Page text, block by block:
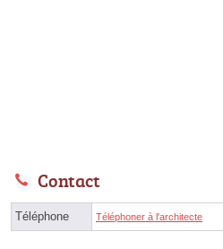
Contact
Téléphone Téléphoner à l'architecte